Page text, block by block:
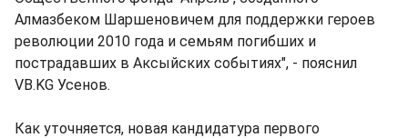
Алмазбеком Шаршеновичем для поддержки героев
революции 2010 года и семьям погибших и
пострадавших в Аксыйских событиях", - пояснил
VB.KG Усенов.
Как уточняется, новая кандидатура первого